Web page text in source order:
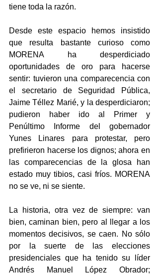
tiene toda la razón.
Desde este espacio hemos insistido
que resulta bastante curioso como
MORENA ha desperdiciado
oportunidades de oro para hacerse
sentir: tuvieron una comparecencia con
el secretario de Seguridad Pública,
Jaime Téllez Marié, y la desperdiciaron;
pudieron haber ido al Primer y
Penúltimo Informe del gobernador
Yunes Linares para protestar, pero
prefirieron hacerse los dignos; ahora en
las comparecencias de la glosa han
estado muy tibios, casi fríos. MORENA
no se ve, ni se siente.
La historia, otra vez de siempre: van
bien, caminan bien, pero al llegar a los
momentos decisivos, se caen. No sólo
por la suerte de las elecciones
presidenciales que ha tenido su líder
Andrés Manuel López Obrador;